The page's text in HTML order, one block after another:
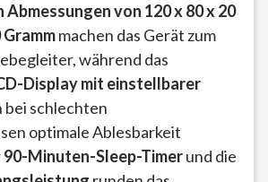
von 120 x 80 x 20
Grammmachen das Gerät zum
während das
Display mit einstellbarer
bei schlechten
optimale Ablesbarkeit
90-Minuten-Sleep-Timerund die